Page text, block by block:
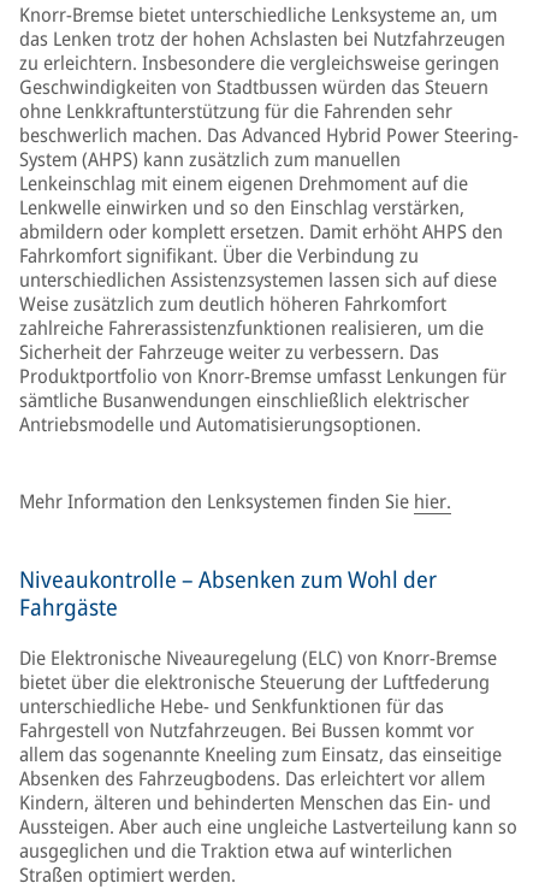
Knorr-Bremse bietet unterschiedliche Lenksysteme an, um
das Lenken trotz der hohen Achslasten bei Nutzfahrzeugen
zu erleichtern. Insbesondere die vergleichsweise geringen
Geschwindigkeiten von Stadtbussen würden das Steuern
ohne Lenkkraftunterstützung für die Fahrenden sehr
beschwerlich machen. Das Advanced Hybrid Power Steering-
System (AHPS) kann zusätzlich zum manuellen
Lenkeinschlag mit einem eigenen Drehmoment auf die
Lenkwelle einwirken und so den Einschlag verstärken,
abmildern oder komplett ersetzen. Damit erhöht AHPS den
Fahrkomfort signifikant. Über die Verbindung zu
unterschiedlichen Assistenzsystemen lassen sich auf diese
Weise zusätzlich zum deutlich höheren Fahrkomfort
zahlreiche Fahrerassistenzfunktionen realisieren, um die
Sicherheit der Fahrzeuge weiter zu verbessern. Das
Produktportfolio von Knorr-Bremse umfasst Lenkungen für
sämtliche Busanwendungen einschließlich elektrischer
Antriebsmodelle und Automatisierungsoptionen.
Mehr Information den Lenksystemen finden Sie hier.
Niveaukontrolle – Absenken zum Wohl der
Fahrgäste
Die Elektronische Niveauregelung (ELC) von Knorr-Bremse
bietet über die elektronische Steuerung der Luftfederung
unterschiedliche Hebe- und Senkfunktionen für das
Fahrgestell von Nutzfahrzeugen. Bei Bussen kommt vor
allem das sogenannte Kneeling zum Einsatz, das einseitige
Absenken des Fahrzeugbodens. Das erleichtert vor allem
Kindern, älteren und behinderten Menschen das Ein- und
Aussteigen. Aber auch eine ungleiche Lastverteilung kann so
ausgeglichen und die Traktion etwa auf winterlichen
Straßen optimiert werden.